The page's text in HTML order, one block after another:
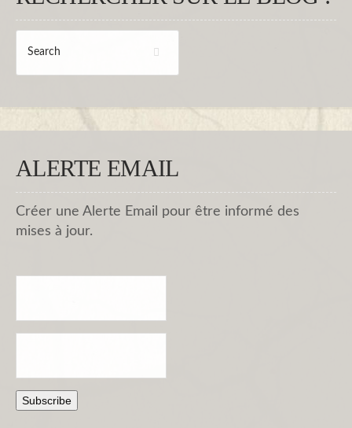
ALERTE EMAIL
Créer une Alerte Email pour être informé des
mises à jour.